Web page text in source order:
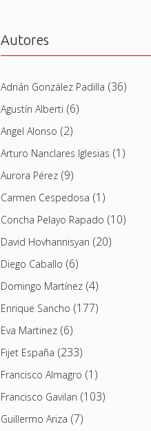
Autores
Adrián González Padilla (36)
Agustín Alberti (6)
Angel Alonso (2)
Arturo Nanclares Iglesias (1)
Aurora Pérez(9)
Carmen Cespedosa (1)
Concha Pelayo Rapado (10)
David Hovhannisyan (20)
Diego Caballo (6)
Domingo Martínez(4)
Enrique Sancho (177)
Eva Martinez(6)
Fijet España (233)
Francisco Almagro (1)
Francisco Gavilan (103)
Guillermo Ariza (7)